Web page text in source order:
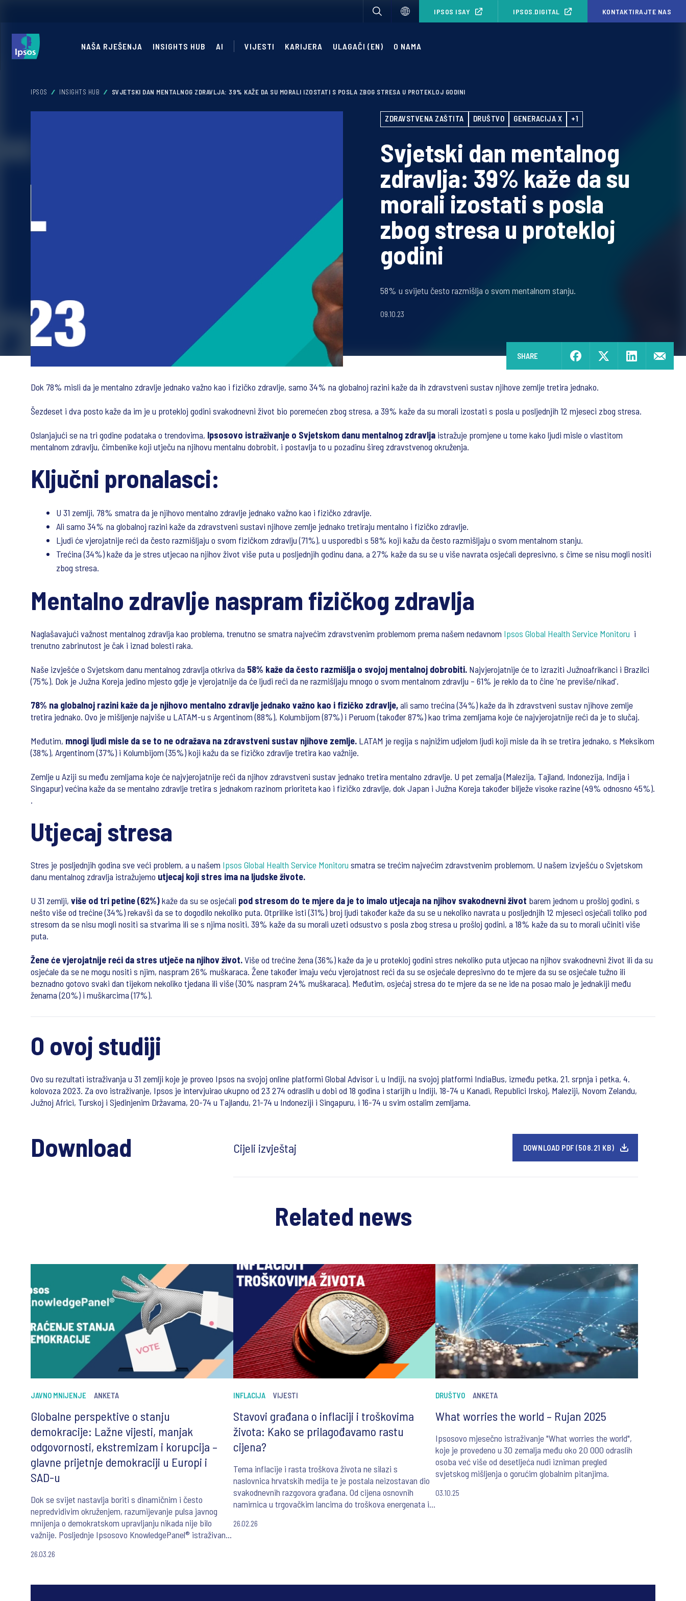
IPSOS ISAY IPSOS.DIGITAL KONTAKTIRAJTE NAS
NAŠA RJEŠENJA INSIGHTS HUB AI VIJESTI KARIJERA ULAGAČI (EN) O NAMA
IPSOS INSIGHTS HUB SVJETSKI DAN MENTALNOG ZDRAVLJA: 39% KAŽE DA SU MORALI IZOSTATI S POSLA ZBOG STRESA U PROTEKLOJ GODINI
ZDRAVSTVENA ZAŠTITA DRUŠTVO GENERACIJA X +1
Svjetski dan mentalnog
zdravlja: 39% kaže da su
morali izostati s posla
zbog stresa u protekloj
godini
58% u svijetu često razmišlja o svom mentalnom stanju.
09.10.23
SHARE
Dok 78% misli da je mentalno zdravlje jednako važno kao i fizičko zdravlje, samo 34% na globalnoj razini kaže da ih zdravstveni sustav njihove zemlje tretira jednako.
Šezdeset i dva posto kaže da im je u protekloj godini svakodnevni život bio poremećen zbog stresa, a 39% kaže da su morali izostati s posla u posljednjih 12 mjeseci zbog stresa.
Oslanjajući se na tri godine podataka o trendovima, Ipsosovo istraživanje o Svjetskom danu mentalnog zdravlja istražuje promjene u tome kako ljudi misle o vlastitom
mentalnom zdravlju, čimbenike koji utječu na njihovu mentalnu dobrobit, i postavlja to u pozadinu šireg zdravstvenog okruženja.
Ključni pronalasci:
U 31 zemlji, 78% smatra da je njihovo mentalno zdravlje jednako važno kao i fizičko zdravlje.
Ali samo 34% na globalnoj razini kaže da zdravstveni sustavi njihove zemlje jednako tretiraju mentalno i fizičko zdravlje.
Ljudi će vjerojatnije reći da često razmišljaju o svom fizičkom zdravlju (71%), u usporedbi s 58% koji kažu da često razmišljaju o svom mentalnom stanju.
Trećina (34%) kaže da je stres utjecao na njihov život više puta u posljednjih godinu dana, a 27% kaže da su se u više navrata osjećali depresivno, s čime se nisu mogli nositi
zbog stresa.
Mentalno zdravlje naspram fizičkog zdravlja
Naglašavajući važnost mentalnog zdravlja kao problema, trenutno se smatra najvećim zdravstvenim problemom prema našem nedavnom Ipsos Global Health Service Monitoru i
trenutno zabrinutost je čak i iznad bolesti raka.
Naše izvješće o Svjetskom danu mentalnog zdravlja otkriva da 58% kaže da često razmišlja o svojoj mentalnoj dobrobiti. Najvjerojatnije će to izraziti Južnoafrikanci i Brazilci
(75%). Dok je Južna Koreja jedino mjesto gdje je vjerojatnije da će ljudi reći da ne razmišljaju mnogo o svom mentalnom zdravlju – 61% je reklo da to čine 'ne previše/nikad'.
78% na globalnoj razini kaže da je njihovo mentalno zdravlje jednako važno kao i fizičko zdravlje,ali samo trećina (34%) kaže da ih zdravstveni sustav njihove zemlje
tretira jednako. Ovo je mišljenje najviše u LATAM-u s Argentinom (88%), Kolumbijom (87%) i Peruom (također 87%) kao trima zemljama koje će najvjerojatnije reći da je to slučaj.
Međutim, mnogi ljudi misle da se to ne odražava na zdravstveni sustav njihove zemlje. LATAM je regija s najnižim udjelom ljudi koji misle da ih se tretira jednako, s Meksikom
(38%), Argentinom (37%) i Kolumbijom (35%) koji kažu da se fizičko zdravlje tretira kao važnije.
Zemlje u Aziji su među zemljama koje će najvjerojatnije reći da njihov zdravstveni sustav jednako tretira mentalno zdravlje. U pet zemalja (Malezija, Tajland, Indonezija, Indija i
Singapur) većina kaže da se mentalno zdravlje tretira s jednakom razinom prioriteta kao i fizičko zdravlje, dok Japan i Južna Koreja također bilježe visoke razine (49% odnosno 45%).
.
Utjecaj stresa
Stres je posljednjih godina sve veći problem, a u našem Ipsos Global Health Service Monitoru smatra se trećim najvećim zdravstvenim problemom. U našem izvješću o Svjetskom
danu mentalnog zdravlja istražujemo utjecaj koji stres ima na ljudske živote.
U 31 zemlji, više od tri petine (62%)kaže da su se osjećali pod stresom do te mjere da je to imalo utjecaja na njihov svakodnevni život barem jednom u prošloj godini, s
nešto više od trećine (34%) rekavši da se to dogodilo nekoliko puta. Otprilike isti (31%) broj ljudi također kaže da su se u nekoliko navrata u posljednjih 12 mjeseci osjećali toliko pod
stresom da se nisu mogli nositi sa stvarima ili se s njima nositi. 39% kaže da su morali uzeti odsustvo s posla zbog stresa u prošloj godini, a 18% kaže da su to morali učiniti više
puta.
Žene će vjerojatnije reći da stres utječe na njihov život.Više od trećine žena (36%) kaže da je u protekloj godini stres nekoliko puta utjecao na njihov svakodnevni život ili da su
osjećale da se ne mogu nositi s njim, naspram 26% muškaraca. Žene također imaju veću vjerojatnost reći da su se osjećale depresivno do te mjere da su se osjećale tužno ili
beznadno gotovo svaki dan tijekom nekoliko tjedana ili više (30% naspram 24% muškaraca). Međutim, osjećaj stresa do te mjere da se ne ide na posao malo je jednakiji među
ženama (20%) i muškarcima (17%).
O ovoj studiji
Ovo su rezultati istraživanja u 31 zemlji koje je proveo Ipsos na svojoj online platformi Global Advisor i, u Indiji, na svojoj platformi IndiaBus, između petka, 21. srpnja i petka, 4.
kolovoza 2023. Za ovo istraživanje, Ipsos je intervjuirao ukupno od 23 274 odraslih u dobi od 18 godina i starijih u Indiji, 18-74 u Kanadi, Republici Irskoj, Maleziji, Novom Zelandu,
Južnoj Africi, Turskoj i Sjedinjenim Državama, 20-74 u Tajlandu, 21-74 u Indoneziji i Singapuru, i 16-74 u svim ostalim zemljama.
Download Cijeli izvještaj DOWNLOAD PDF (508.21 KB)
Related news
JAVNO MNIJENJE ANKETA
Globalne perspektive o stanju
demokracije: Lažne vijesti, manjak
odgovornosti, ekstremizam i korupcija –
glavne prijetnje demokraciji u Europi i
SAD-u
Dok se svijet nastavlja boriti s dinamičnim i često
nepredvidivim okruženjem, razumijevanje pulsa javnog
mnijenja o demokratskom upravljanju nikada nije bilo
važnije. Posljednje Ipsosovo KnowledgePanel® istraživanje
2025., nudi sveobuhvatan pogled na to kako građani i
26.03.26
INFLACIJA VIJESTI
Stavovi građana o inflaciji i troškovima
života: Kako se prilagođavamo rastu
cijena?
Tema inflacije i rasta troškova života ne silazi s
naslovnica hrvatskih medija te je postala neizostavan dio
svakodnevnih razgovora građana. Od cijena osnovnih
namirnica u trgovačkim lancima do troškova energenata i
stvarajući atmosferu neizvjesnosti.
26.02.26
DRUŠTVO ANKETA
What worries the world – Rujan 2025
Ipsosovo mjesečno istraživanje "What worries the world",
koje je provedeno u 30 zemalja među oko 20 000 odraslih
osoba već više od desetljeća nudi izniman pregled
svjetskog mišljenja o gorućim globalnim pitanjima.
03.10.25